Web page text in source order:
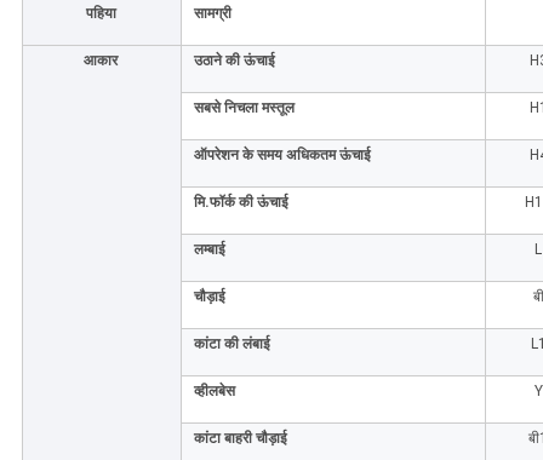
पहिया सामग्री
आकार उठाने की ऊंचाई
सबसे निचला मस्तूल
ऑपरेशन के समय अधिकतम ऊंचाई
मि.फॉर्क की ऊंचाई
लम्बाई L
चौड़ाई बी
कांटा की लंबाई
व्हीलबेस Y
कांटा बाहरी चौड़ाई